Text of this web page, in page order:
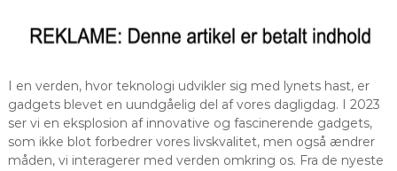
I en verden, hvor teknologi udvikler sig med lynets hast, er
gadgets blevet en uundgåelig del af vores dagligdag. I 2023
ser vi en eksplosion af innovative og fascinerende gadgets,
som ikke blot forbedrer vores livskvalitet, men også ændrer
måden, vi interagerer med verden omkring os. Fra de nyeste